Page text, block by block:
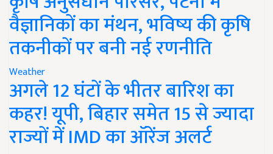
वैज्ञानिकों का मंथन, भविष्य की कृषि
तकनीकों पर बनी नई रणनीति
Weather
अगले 12 घंटों के भीतर बारिश का
कहर! यूपी, बिहार समेत 15 से ज्यादा
राज्यों में IMD का ऑरेंज अलर्ट